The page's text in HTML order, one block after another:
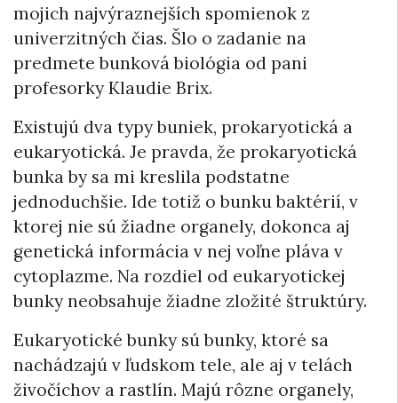
mojich najvýraznejších spomienok z
univerzitných čias. Šlo o zadanie na
predmete bunková biológia od pani
profesorky Klaudie Brix.
Existujú dva typy buniek, prokaryotická a
eukaryotická. Je pravda, že prokaryotická
bunka by sa mi kreslila podstatne
jednoduchšie. Ide totiž o bunku baktérií, v
ktorej nie sú žiadne organely, dokonca aj
genetická informácia v nej voľne pláva v
cytoplazme. Na rozdiel od eukaryotickej
bunky neobsahuje žiadne zložité štruktúry.
Eukaryotické bunky sú bunky, ktoré sa
nachádzajú v ľudskom tele, ale aj v telách
živočíchov a rastlín. Majú rôzne organely,